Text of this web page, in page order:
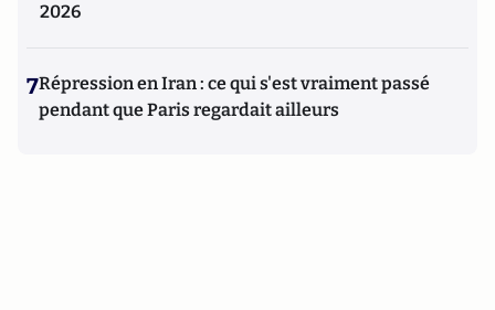
2026
7Répression en Iran : ce qui s'est vraiment passé
pendant que Paris regardait ailleurs